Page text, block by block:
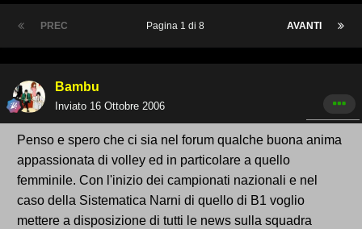
PREC AVANTI
Pagina 1 di 8
Bambu
Inviato 16 Ottobre 2006
Penso e spero che ci sia nel forum qualche buona anima
appassionata di volley ed in particolare a quello
femminile. Con l'inizio dei campionati nazionali e nel
caso della Sistematica Narni di quello di B1 voglio
mettere a disposizione di tutti le news sulla squadra